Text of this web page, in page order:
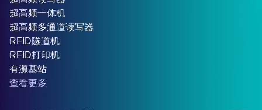
超高频一体机
超高频多通道读写器
RFID隧道机
RFID打印机
有源基站
查看更多